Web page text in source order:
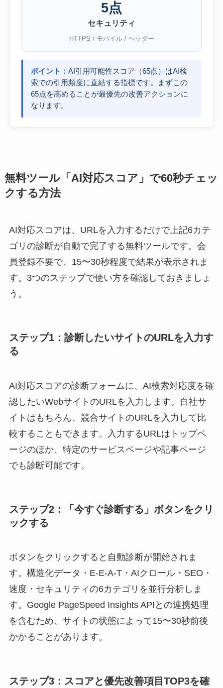
5点
セキュリティ
HTTPS / モバイル / ヘッダー
ポイント： AI引用可能性スコア（65点）はAI検
索での引用頻度に直結する指標です。まずこの
65点を高めることが最優先の改善アクションに
なります。
無料ツール「AI対応スコア」で60秒チェッ
クする方法
AI対応スコアは、URLを入力するだけで上記6カテ
ゴリの診断が自動で完了する無料ツールです。会
員登録不要で、15〜30秒程度で結果が表示されま
す。3つのステップで使い方を確認しておきましょ
う。
ステップ1：診断したいサイトのURLを入力す
る
AI対応スコアの診断フォームに、AI検索対応度を確
認したいWebサイトのURLを入力します。自社サ
イトはもちろん、競合サイトのURLを入力して比
較することもできます。入力するURLはトップペ
ージのほか、特定のサービスページや記事ページ
でも診断可能です。
ステップ2：「今すぐ診断する」ボタンをクリ
ックする
ボタンをクリックすると自動診断が開始されま
す。構造化データ・E-E-A-T・AIクロール・SEO・
速度・セキュリティの6カテゴリを並行分析しま
す。Google PageSpeed Insights APIとの連携処理
を含むため、サイトの状態によって15〜30秒前後
かかることがあります。
ステップ3：スコアと優先改善項目TOP3を確